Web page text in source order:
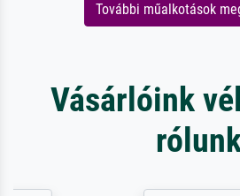
További műalkotások
Vásárlóink